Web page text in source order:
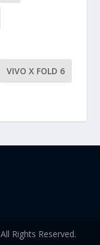
VIVO X FOLD 6
All Rights Reserved.